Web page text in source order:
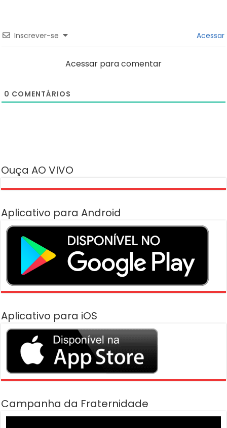
Inscrever-se Acessar
Acessar para comentar
0 COMENTÁRIOS
Ouça AO VIVO
Aplicativo para Android
Aplicativo para iOS
Campanha da Fraternidade